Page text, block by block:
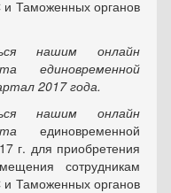
Таможенных органов
нашим онлайн
единовременной
2017 года.
нашим онлайн
единовременной
г. для приобретения
сотрудникам
Таможенных органов